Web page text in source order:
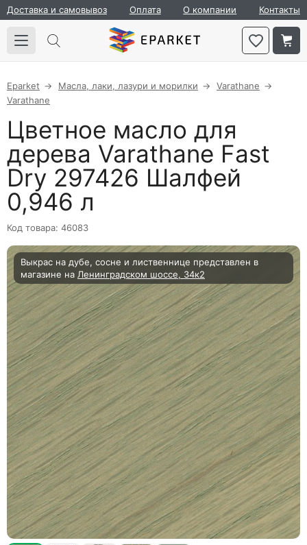
Доставка и самовывоз Оплата О компании Контакты
Eparket Масла, лаки, лазури и морилки
Varathane
Varathane
Цветное масло для
дерева Varathane Fast
Dry 297426 Шалфей
0,946 л
Код товара: 46083
Выкрас на дубе, сосне и лиственнице представлен в
магазине на Ленинградском шоссе, 34к2